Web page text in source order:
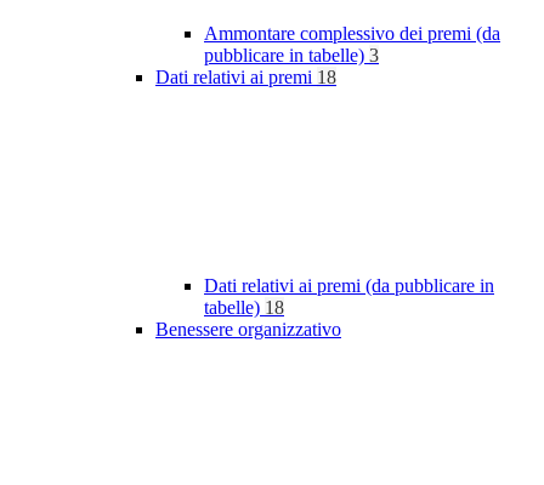
Ammontare complessivo dei premi (da
pubblicare in tabelle) 3
Dati relativi ai premi 18
Dati relativi ai premi (da pubblicare in
tabelle) 18
Benessere organizzativo